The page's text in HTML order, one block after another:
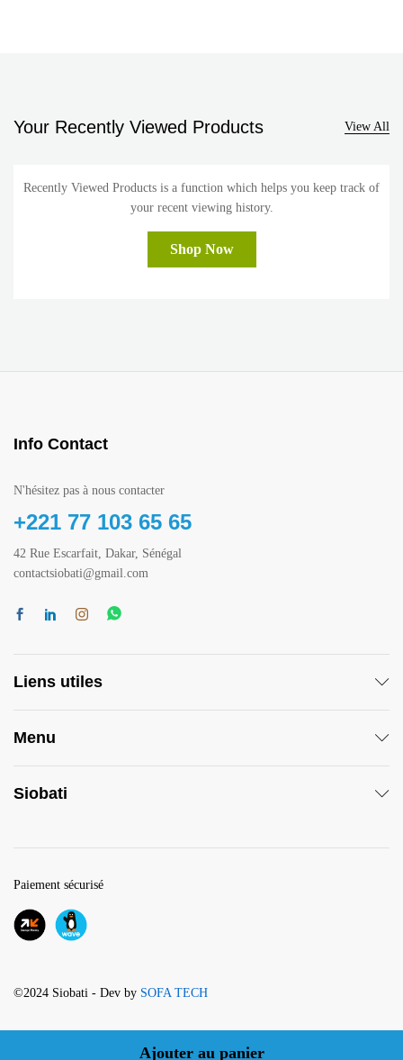
Ajouter au panier
Your Recently Viewed Products View All
Recently Viewed Products is a function which helps you keep track of
your recent viewing history.
Shop Now
Info Contact
N'hésitez pas à nous contacter
+221 77 103 65 65
42 Rue Escarfait, Dakar, Sénégal
contactsiobati@gmail.com
Liens utiles
Menu
Siobati
©2024 Siobati - Dev by SOFA TECH
Paiement sécurisé